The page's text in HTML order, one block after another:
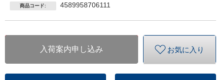
商品コード: 4589958706111
入荷案内申し込み お気に入り